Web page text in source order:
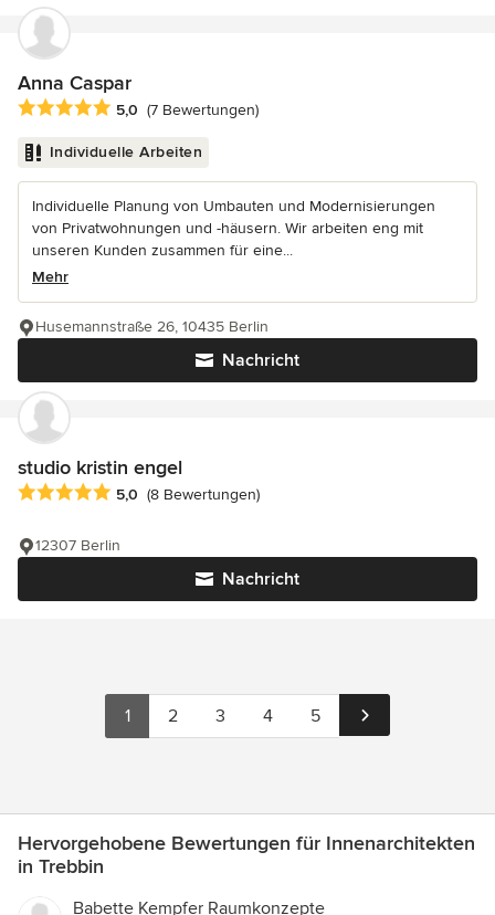
Anna Caspar
Durchschnittliche Bewertung: 5 von 5 Sternen
5,0 (7 Bewertungen)
Individuelle Arbeiten
Individuelle Planung von Umbauten und Modernisierungen
von Privatwohnungen und -häusern. Wir arbeiten eng mit
unseren Kunden zusammen für eine...
Mehr
Nachricht
Husemannstraße 26, 10435 Berlin
studio kristin engel
Durchschnittliche Bewertung: 5 von 5 Sternen
5,0 (8 Bewertungen)
Nachricht
12307 Berlin
1 2 3 4 5
Hervorgehobene Bewertungen für Innenarchitekten
in Trebbin
Babette Kempfer Raumkonzepte